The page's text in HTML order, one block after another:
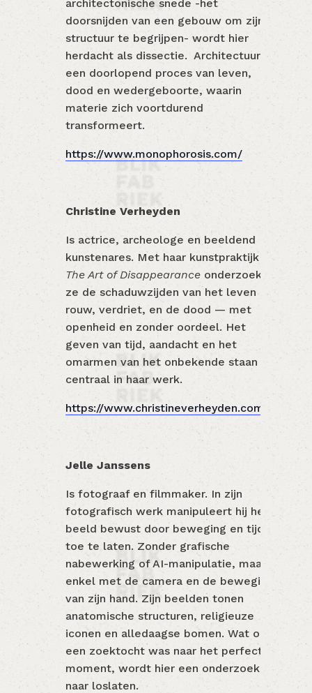
architectonische snede -het
doorsnijden van een gebouw om zijn
structuur te begrijpen- wordt hier
herdacht als dissectie. Architectuur is
een doorlopend proces van leven,
dood en wedergeboorte, waarin
materie zich voortdurend
transformeert.
https://www.monophorosis.com/
Christine Verheyden
Is actrice, archeologe en beeldend
kunstenares. Met haar kunstpraktijk
The Art of Disappearance onderzoekt
ze de schaduwzijden van het leven —
rouw, verdriet, en de dood — met
openheid en zonder oordeel. Het
geven van tijd, aandacht en het
omarmen van het onbekende staan
centraal in haar werk.
https://www.christineverheyden.com/
Jelle Janssens
Is fotograaf en filmmaker. In zijn
fotografisch werk manipuleert hij het
beeld bewust door beweging en tijd
toe te laten. Zonder grafische
nabewerking of AI-manipulatie, maar
enkel met de camera en de beweging
van zijn hand. Zijn beelden tonen
anatomische structuren, religieuze
iconen en alledaagse bomen. Wat ooit
een zoektocht was naar het perfecte
moment, wordt hier een onderzoek
naar loslaten.